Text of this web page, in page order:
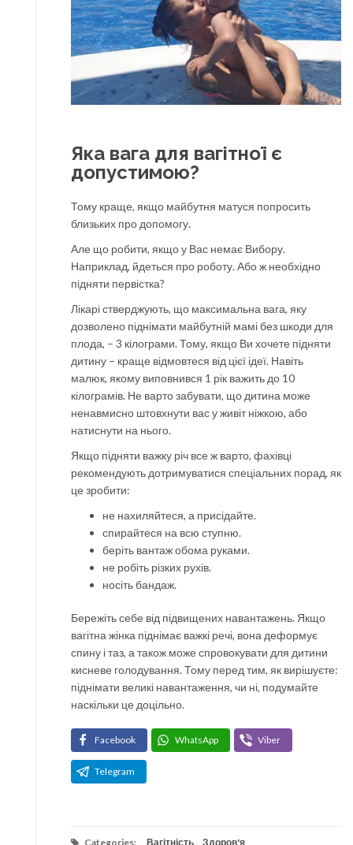
Яка вага для вагітної є
допустимою?
Тому краще, якщо майбутня матуся попросить
близьких про допомогу.
Але що робити, якщо у Вас немає Вибору.
Наприклад, йдеться про роботу. Або ж необхідно
підняти первістка?
Лікарі стверджують, що максимальна вага, яку
дозволено піднімати майбутній мамі без шкоди для
плода, – 3 кілограми. Тому, якщо Ви хочете підняти
дитину – краще відмовтеся від цієї ідеї. Навіть
малюк, якому виповнився 1 рік важить до 10
кілограмів. Не варто забувати, що дитина може
ненавмисно штовхнути вас у живіт ніжкою, або
натиснути на нього.
Якщо підняти важку річ все ж варто, фахівці
рекомендують дотримуватися спеціальних порад, як
це зробити:
не нахиляйтеся, а присідайте.
спирайтеся на всю ступню.
беріть вантаж обома руками.
не робіть різких рухів.
носіть бандаж.
Бережіть себе від підвищених навантажень. Якщо
вагітна жінка піднімає важкі речі, вона деформує
спину і таз, а також може спровокувати для дитини
кисневе голодування. Тому перед тим, як вирішуєте:
піднімати великі навантаження, чи ні, подумайте
наскільки це доцільно.
Facebook WhatsApp Viber
Telegram
Categories: Вагітність Здоров'я